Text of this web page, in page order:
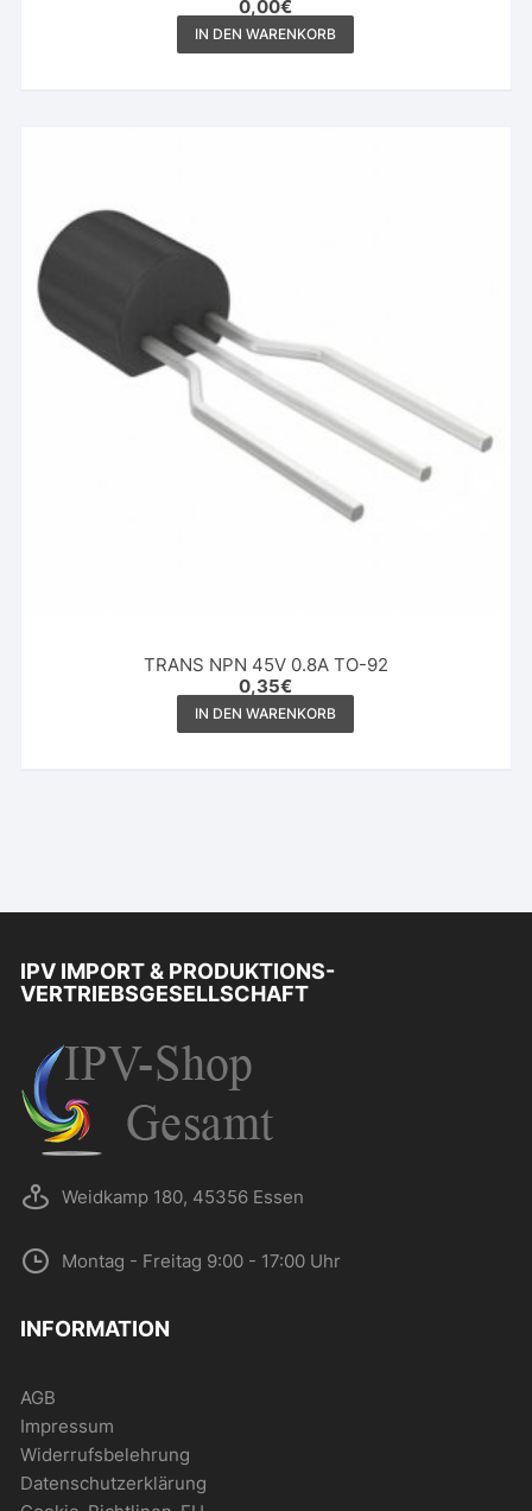
0,00€
IN DEN WARENKORB
TRANS NPN 45V 0.8A TO-92
0,35€
IN DEN WARENKORB
IPV IMPORT & PRODUKTIONS-
VERTRIEBSGESELLSCHAFT
Weidkamp 180, 45356 Essen
Montag - Freitag 9:00 - 17:00 Uhr
INFORMATION
AGB
Impressum
Widerrufsbelehrung
Datenschutzerklärung